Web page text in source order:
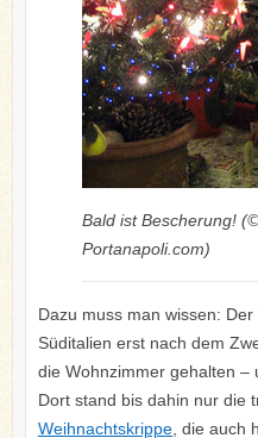
Bald ist Bescherung!
Portanapoli.com)
Dazu muss man wissen:
Süditalien erst nach dem
die Wohnzimmer gehalten –
Dort stand bis dahin nur die
Weihnachtskrippe, die auch